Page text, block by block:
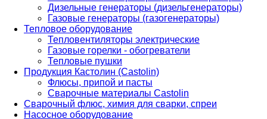
Дизельные генераторы (дизельгенераторы)
Газовые генераторы (газогенераторы)
Тепловое оборудование
Тепловентиляторы электрические
Газовые горелки - обогреватели
Тепловые пушки
Продукция Кастолин (Castolin)
Флюсы, припой и пасты
Сварочные материалы Castolin
Сварочный флюс, химия для сварки, спреи
Насосное оборудование